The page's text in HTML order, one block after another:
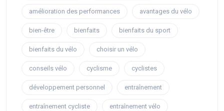
amélioration des performances avantages du vélo
bien-être bienfaits bienfaits du sport
bienfaits du vélo choisir un vélo
conseils vélo cyclisme cyclistes
développement personnel entraînement
entraînement cycliste entraînement vélo